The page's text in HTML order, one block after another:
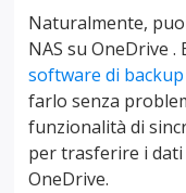
Naturalmente,
NAS su OneDrive .
software di backup
farlo senza
funzionalità di
per trasferire i dati
OneDrive.